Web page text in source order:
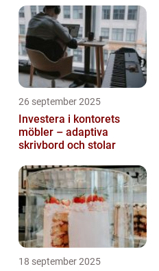
26 september 2025
Investera i kontorets
möbler – adaptiva
skrivbord och stolar
18 september 2025